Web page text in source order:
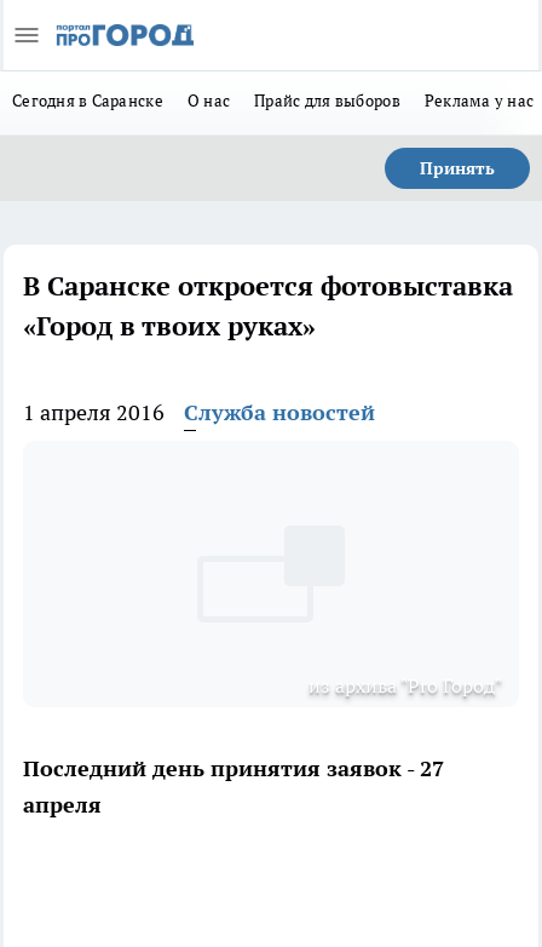
Сегодня в Саранске О нас Прайс для выборов Реклама у нас
Принять
В Саранске откроется фотовыставка
«Город в твоих руках»
1 апреля 2016 Служба новостей
из архива "Pro Город"
Последний день принятия заявок - 27
апреля